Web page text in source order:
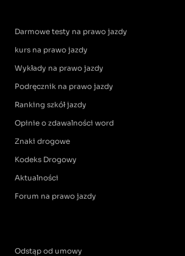
Darmowe testy na prawo jazdy
kurs na prawo jazdy
Wykłady na prawo jazdy
Podręcznik na prawo jazdy
Ranking szkół jazdy
Opinie o zdawalności word
Znaki drogowe
Kodeks Drogowy
Aktualności
Forum na prawo jazdy
Odstąp od umowy